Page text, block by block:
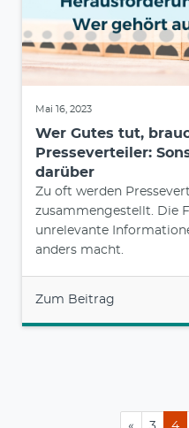
Mai 16, 2023
Wer Gutes tut,
Presseverteiler:
darüber
Zu oft werden
zusammengestellt. Die
unrelevante
anders macht.
Zum Beitrag